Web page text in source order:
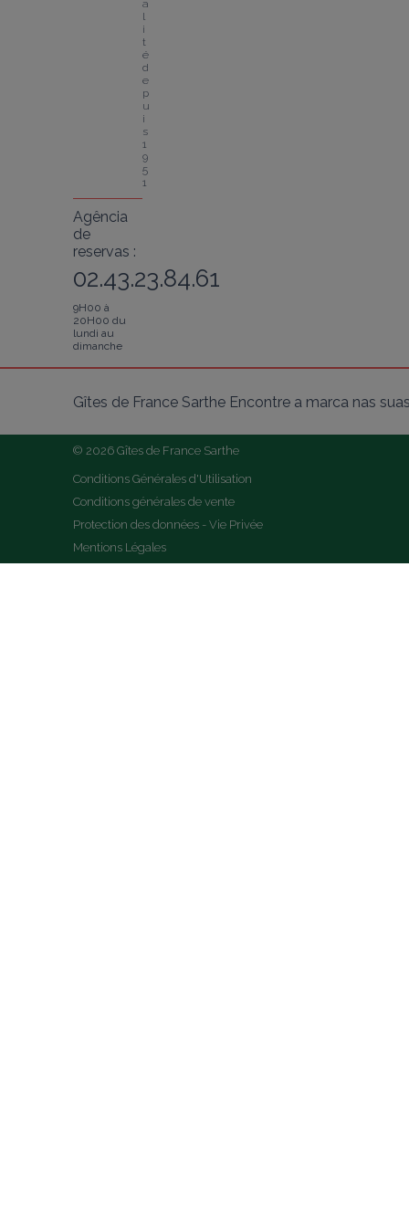
a
l
i
t
é
d
e
p
u
i
s
1
9
5
1
Agência
de
reservas :
02.43.23.84.61
9H00 à
20H00 du
lundi au
dimanche
Gîtes de France Sarthe Encontre a marca nas
© 2026 Gîtes de France Sarthe
Conditions Générales d'Utilisation
Conditions générales de vente
Protection des données - Vie Privée
Mentions Légales